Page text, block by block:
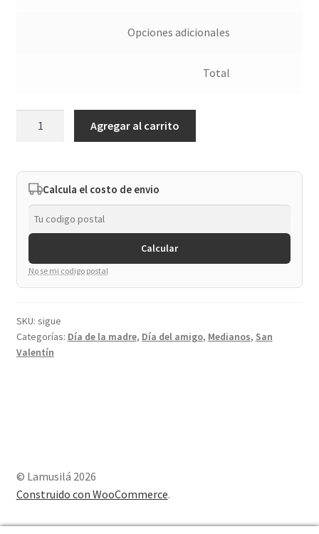
Opciones adicionales
Total
cantidad
Agregar al carrito
Calcula el costo de envio
Calcular
No se mi codigo postal
SKU: sigue
Categorías: Día de la madre, Día del amigo, Medianos, San
Valentín
© Lamusilá 2026
Construido con WooCommerce.